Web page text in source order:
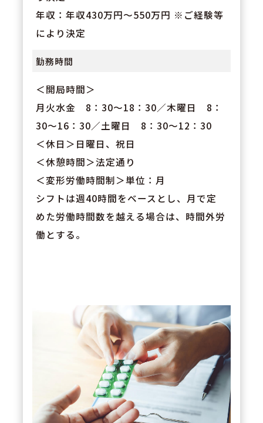
年収：年収430万円～550万円 ※ご経験等
により決定
勤務時間
＜開局時間＞
月火水金 8：30～18：30／木曜日 8：
30～16：30／土曜日 8：30～12：30
＜休日＞日曜日、祝日
＜休憩時間＞法定通り
＜変形労働時間制＞単位：月
シフトは週40時間をベースとし、月で定
めた労働時間数を越える場合は、時間外労
働とする。